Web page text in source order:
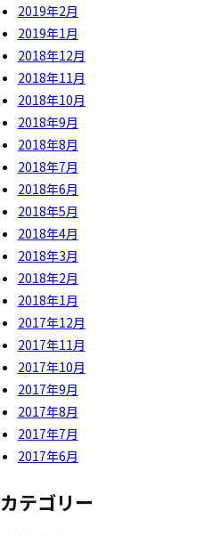
2019年2月
2019年1月
2018年12月
2018年11月
2018年10月
2018年9月
2018年8月
2018年7月
2018年6月
2018年5月
2018年4月
2018年3月
2018年2月
2018年1月
2017年12月
2017年11月
2017年10月
2017年9月
2017年8月
2017年7月
2017年6月
カテゴリー